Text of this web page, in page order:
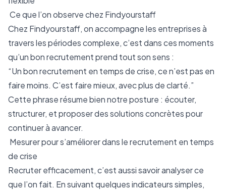
Ce que l’on observe chez Findyourstaff
Chez Findyourstaff, on accompagne les entreprises à
travers les périodes complexe, c’est dans ces moments
qu’un bon recrutement prend tout son sens :
“Un bon recrutement en temps de crise, ce n’est pas en
faire moins. C’est faire mieux, avec plus de clarté.”
Cette phrase résume bien notre posture : écouter,
structurer, et proposer des solutions concrètes pour
continuer à avancer.
Mesurer pour s’améliorer dans le recrutement en temps
de crise
Recruter efficacement, c’est aussi savoir analyser ce
que l’on fait. En suivant quelques indicateurs simples,